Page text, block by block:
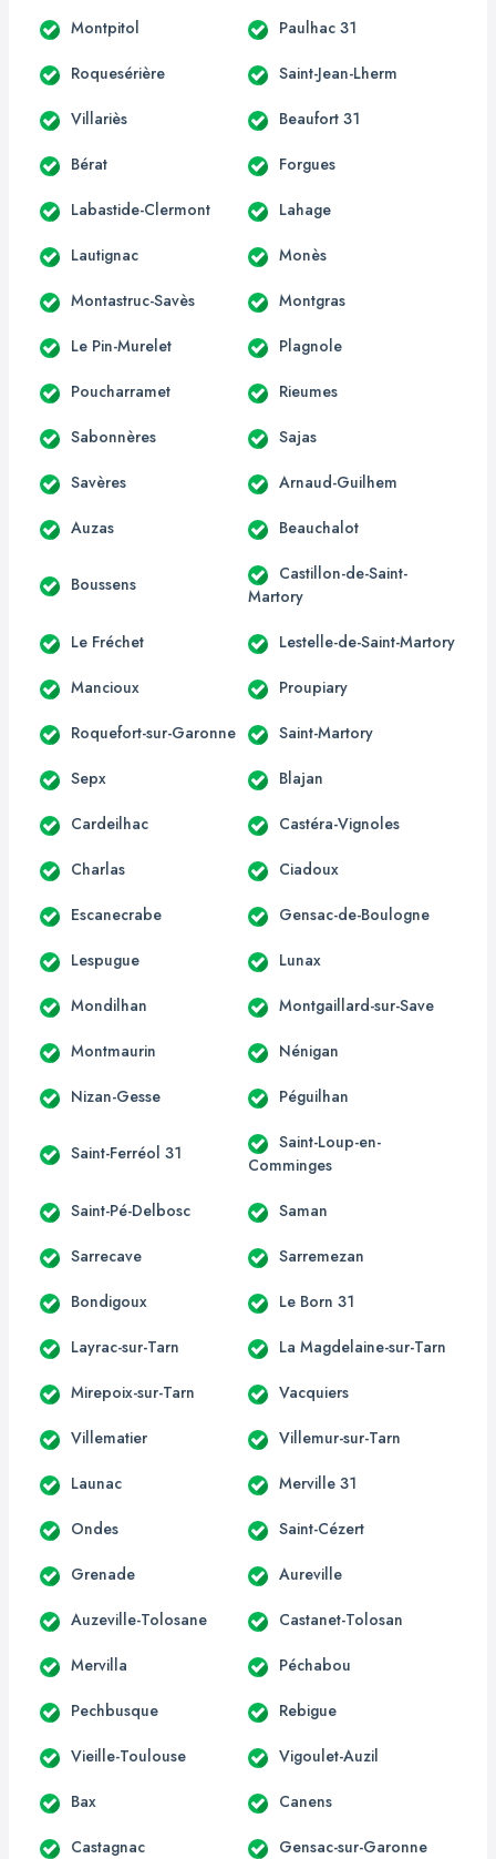
Montpitol Paulhac 31
Roquesérière Saint-Jean-Lherm
Villariès Beaufort 31
Bérat Forgues
Labastide-Clermont Lahage
Lautignac Monès
Montastruc-Savès Montgras
Le Pin-Murelet Plagnole
Poucharramet Rieumes
Sabonnères Sajas
Savères Arnaud-Guilhem
Auzas Beauchalot
Boussens
Castillon-de-Saint-
Martory
Le Fréchet Lestelle-de-Saint-Martory
Mancioux Proupiary
Roquefort-sur-Garonne Saint-Martory
Sepx Blajan
Cardeilhac Castéra-Vignoles
Charlas Ciadoux
Escanecrabe Gensac-de-Boulogne
Lespugue Lunax
Mondilhan Montgaillard-sur-Save
Montmaurin Nénigan
Nizan-Gesse Péguilhan
Saint-Ferréol 31
Saint-Loup-en-
Comminges
Saint-Pé-Delbosc Saman
Sarrecave Sarremezan
Bondigoux Le Born 31
Layrac-sur-Tarn La Magdelaine-sur-Tarn
Mirepoix-sur-Tarn Vacquiers
Villematier Villemur-sur-Tarn
Launac Merville 31
Ondes Saint-Cézert
Grenade Aureville
Auzeville-Tolosane Castanet-Tolosan
Mervilla Péchabou
Pechbusque Rebigue
Vieille-Toulouse Vigoulet-Auzil
Bax Canens
Castagnac Gensac-sur-Garonne